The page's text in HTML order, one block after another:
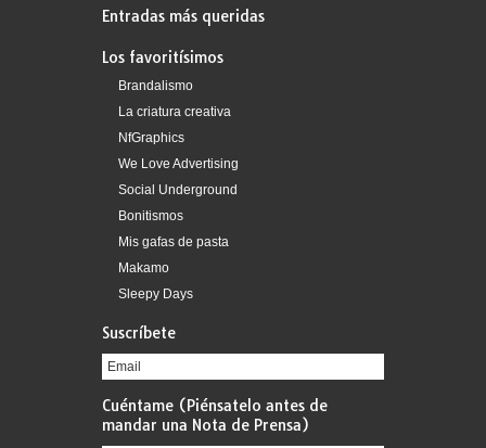
Entradas más queridas
Los favoritísimos
Brandalismo
La criatura creativa
NfGraphics
We Love Advertising
Social Underground
Bonitismos
Mis gafas de pasta
Makamo
Sleepy Days
Suscríbete
Cuéntame (Piénsatelo antes de
mandar una Nota de Prensa)